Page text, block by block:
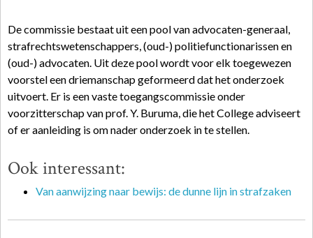
De commissie bestaat uit een pool van advocaten-generaal,
strafrechtswetenschappers, (oud-) politiefunctionarissen en
(oud-) advocaten. Uit deze pool wordt voor elk toegewezen
voorstel een driemanschap geformeerd dat het onderzoek
uitvoert. Er is een vaste toegangscommissie onder
voorzitterschap van prof. Y. Buruma, die het College adviseert
of er aanleiding is om nader onderzoek in te stellen.
Ook interessant:
Van aanwijzing naar bewijs: de dunne lijn in strafzaken